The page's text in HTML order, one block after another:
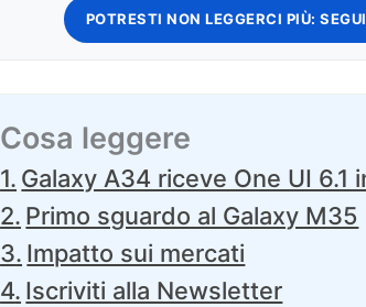
POTRESTI NON LEGGERCI PIÙ:
Cosa leggere
Galaxy A34 riceve One UI 6.1
Primo sguardo al Galaxy M35
Impatto sui mercati
Iscriviti alla Newsletter